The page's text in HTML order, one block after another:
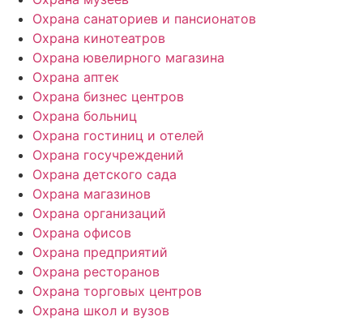
Охрана санаториев и пансионатов
Охрана кинотеатров
Охрана ювелирного магазина
Охрана аптек
Охрана бизнес центров
Охрана больниц
Охрана гостиниц и отелей
Охрана госучреждений
Охрана детского сада
Охрана магазинов
Охрана организаций
Охрана офисов
Охрана предприятий
Охрана ресторанов
Охрана торговых центров
Охрана школ и вузов